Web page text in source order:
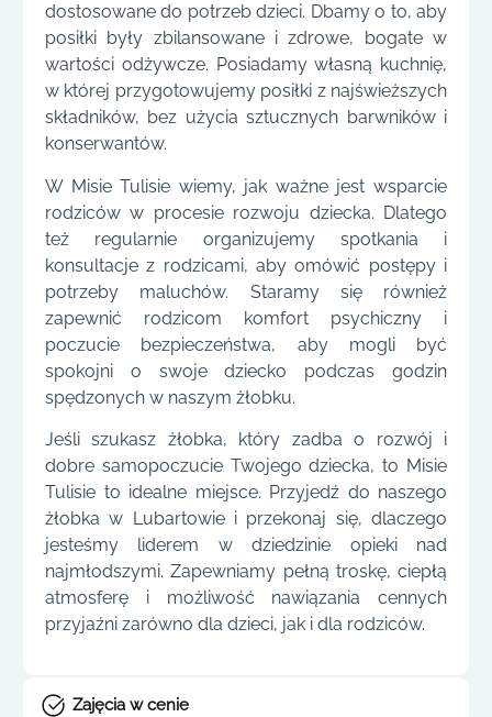
dostosowane do potrzeb dzieci. Dbamy o to, aby
posiłki były zbilansowane i zdrowe, bogate w
wartości odżywcze. Posiadamy własną kuchnię,
w której przygotowujemy posiłki z najświeższych
składników, bez użycia sztucznych barwników i
konserwantów.
W Misie Tulisie wiemy, jak ważne jest wsparcie
rodziców w procesie rozwoju dziecka. Dlatego
też regularnie organizujemy spotkania i
konsultacje z rodzicami, aby omówić postępy i
potrzeby maluchów. Staramy się również
zapewnić rodzicom komfort psychiczny i
poczucie bezpieczeństwa, aby mogli być
spokojni o swoje dziecko podczas godzin
spędzonych w naszym żłobku.
Jeśli szukasz żłobka, który zadba o rozwój i
dobre samopoczucie Twojego dziecka, to Misie
Tulisie to idealne miejsce. Przyjedź do naszego
żłobka w Lubartowie i przekonaj się, dlaczego
jesteśmy liderem w dziedzinie opieki nad
najmłodszymi. Zapewniamy pełną troskę, ciepłą
atmosferę i możliwość nawiązania cennych
przyjaźni zarówno dla dzieci, jak i dla rodziców.
Zajęcia w cenie